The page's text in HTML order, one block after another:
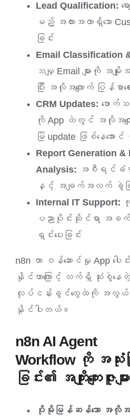
Lead Qualification: ရ
မည့် အလားအလာရှိသော
ခြင်း
Email Classification
သမျှ Email များကို အမျိုး
ပြီး အလိုအလျောက် ပြန်စာရေ
CRM Updates: ဖောက်
ကို App ထဲတွင် အလိုအလျ
မြဲ update ဖြစ်နေအော
Report Generation &
Analysis: အစီရင်ခံစာ
နှင့် အချက်အလက် ခွဲခြမ်
Internal IT Support:
ပညာပိုင်းဆိုင်ရာ အခက်
ရှင်းပေးခြင်း
n8n ဟာ ဝန်ဆောင်မှု App ပေါ
နိုင်တာကြောင့် လက်ရှိ သုံးစွဲနေတဲ့ စီ
လုပ်ငန်းခွင်တွေထဲကို အလွယ်
နိုင်ပါတယ်။
n8n AI Agent
Workflow ကို အသုံး
ခြင်း၏ အကျိုးကျေးဇူးများ
ပိုမိုမြန်ဆန်သော အလိုအ